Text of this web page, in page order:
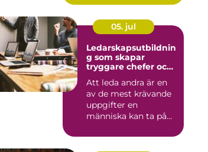
S...
05. jul
Ledarskapsutbildnin
g som skapar
tryggare chefer och
Att leda andra är en
av de mest krävande
uppgifter en
människa kan ta på